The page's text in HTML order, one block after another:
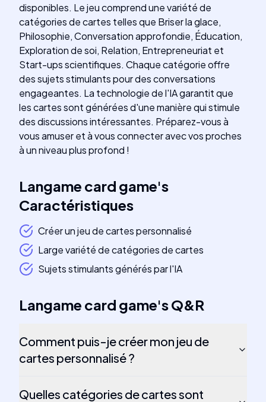
disponibles. Le jeu comprend une variété de
catégories de cartes telles que Briser la glace,
Philosophie, Conversation approfondie, Éducation,
Exploration de soi, Relation, Entrepreneuriat et
Start-ups scientifiques. Chaque catégorie offre
des sujets stimulants pour des conversations
engageantes. La technologie de l'IA garantit que
les cartes sont générées d'une manière qui stimule
des discussions intéressantes. Préparez-vous à
vous amuser et à vous connecter avec vos proches
à un niveau plus profond !
Langame card game's
Caractéristiques
Créer un jeu de cartes personnalisé
Large variété de catégories de cartes
Sujets stimulants générés par l'IA
Langame card game'sQ&R
Comment puis-je créer mon jeu de
cartes personnalisé ?
Quelles catégories de cartes sont